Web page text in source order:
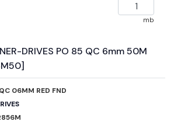
mb
DRIVES PO 85 QC 6mm 50M
06MM RED FND